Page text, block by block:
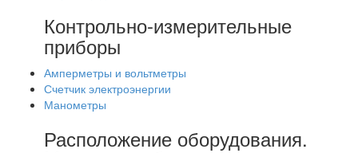
Контрольно-измерительные
приборы
Амперметры и вольтметры
Счетчик электроэнергии
Манометры
Расположение оборудования.